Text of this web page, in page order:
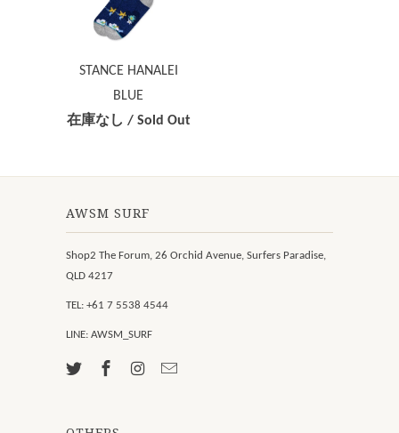
STANCE HANALEI
BLUE
在庫なし / Sold Out
AWSM SURF
Shop2 The Forum, 26 Orchid Avenue, Surfers Paradise,
QLD 4217
TEL: +61 7 5538 4544
LINE: AWSM_SURF